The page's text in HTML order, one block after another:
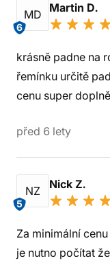
MD
6
Martin D.
krásně padne na
řemínku určitě
cenu super
před 6 lety
NZ
5
Nick Z.
Za minimální
je nutno počítat